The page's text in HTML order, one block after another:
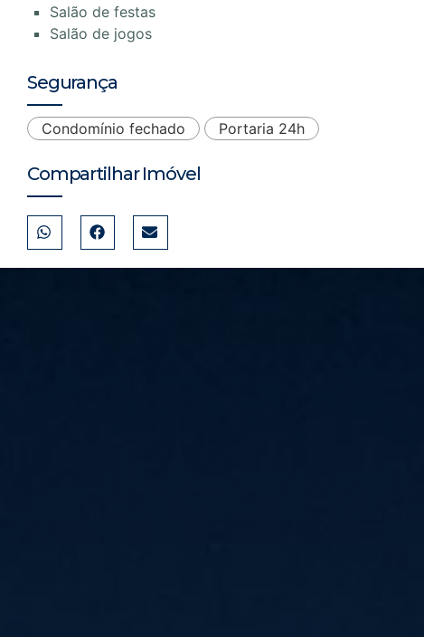
Salão de festas
Salão de jogos
Segurança
Condomínio fechado Portaria 24h
Compartilhar Imóvel